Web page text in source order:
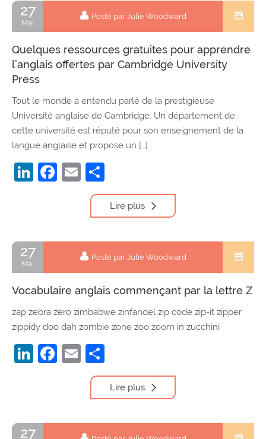
27
Mai
Posté par Julie Woodward
Quelques ressources gratuites pour apprendre
l’anglais offertes par Cambridge University
Press
Tout le monde a entendu parlé de la prestigieuse
Université anglaise de Cambridge. Un département de
cette université est réputé pour son enseignement de la
langue anglaise et propose un […]
LinkedIn
Facebook
Email
Lire plus
27
Mai
Posté par Julie Woodward
Vocabulaire anglais commençant par la lettre Z
zap zebra zero zimbabwe zinfandel zip code zip-it zipper
zippidy doo dah zombie zone zoo zoom in zucchini
LinkedIn
Facebook
Email
Lire plus
27